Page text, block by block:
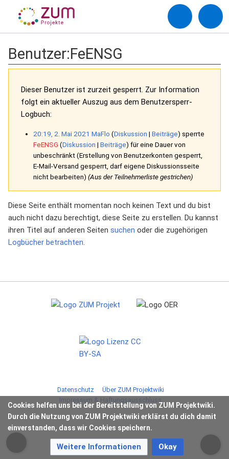
Benutzer:FeENSG
Dieser Benutzer ist zurzeit gesperrt. Zur Information
folgt ein aktueller Auszug aus dem Benutzersperr-
Logbuch:
20:19, 2. Mai 2021 MaFlo Diskussion Beiträge
sperrte
FeENSG Diskussion Beiträge für eine Dauer von
unbeschränkt(Erstellung von Benutzerkonten gesperrt,
E-Mail-Versand gesperrt, darf eigene Diskussionsseite
nicht bearbeiten) (Aus der Teilnehmerliste gestrichen)
Diese Seite enthält momentan noch keinen Text und du bist
auch nicht dazu berechtigt, diese Seite zu erstellen. Du kannst
ihren Titel auf anderen Seiten suchen oder die zugehörigen
Logbücher betrachten.
Cookies helfen uns bei der Bereitstellung von ZUM Projektwiki.
Durch die Nutzung von ZUM Projektwiki erklärst du dich damit
einverstanden, dass wir Cookies speichern.
Weitere Informationen Okay
Datenschutz
Über ZUM Projektwiki
Impressum & Haftungsausschluss